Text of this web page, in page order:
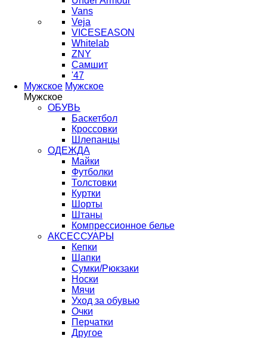
Vans
Veja
VICESEASON
Whitelab
ZNY
Самшит
'47
Мужское Мужское
Мужское
ОБУВЬ
Баскетбол
Кроссовки
Шлепанцы
ОДЕЖДА
Майки
Футболки
Толстовки
Куртки
Шорты
Штаны
Компрессионное белье
АКСЕССУАРЫ
Кепки
Шапки
Сумки/Рюкзаки
Носки
Мячи
Уход за обувью
Очки
Перчатки
Другое